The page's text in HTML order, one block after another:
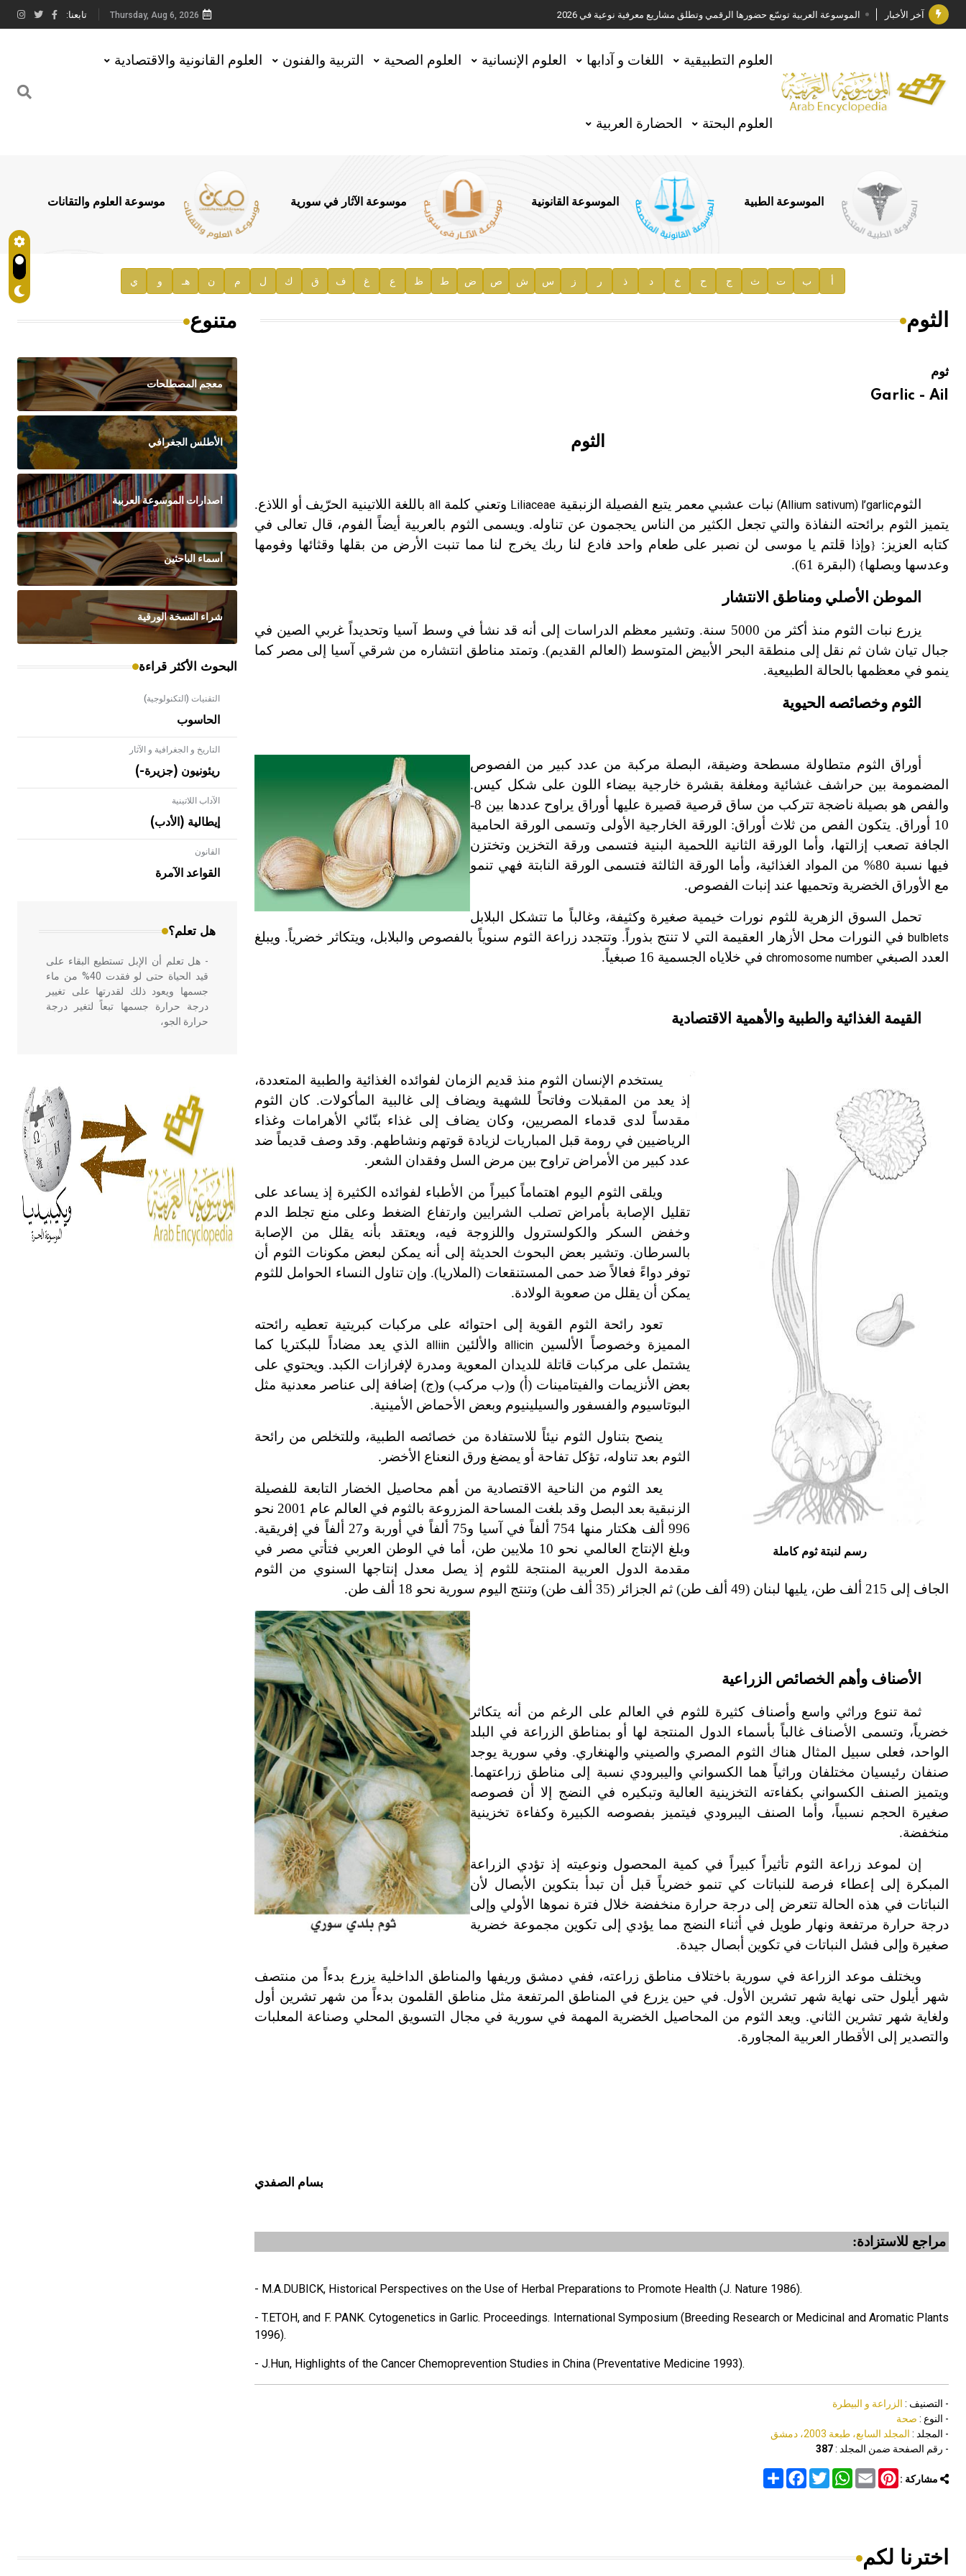
آخر الأخبار الموسوعة العربية توسّع حضورها الرقمي وتطلق مشاريع معرفية نوعية في 2026
جائزة مجمع الملك سلمان العالمي للغة العربية 2025
الأستاذ إياد خالد الطباع مدير عام لهيئة الموسوعة العربية
السيد محمد ياسين صالح وزيرا للثقافة
توصيات مجلس الإدارة
صدور المجلد السابع من موسوعة الآثار في سورية
إعلان..
Thursday, Aug 6, 2026 تابعنا:
العلوم التطبيقية اللغات و آدابها العلوم الإنسانية العلوم الصحية التربية والفنون العلوم القانونية والاقتصادية
العلوم البحتة الحضارة العربية
الموسوعة الطبية الموسوعة القانونية موسوعة الآثار في سورية موسوعة العلوم والتقانات
أ ب ت ث ج ح خ د ذ ر ز س ش ص ض ط ظ ع غ ف ق ك ل م ن هـ و ي
الثوم
ثوم
Garlic - Ail
الثوم
الثوم(Allium sativum) l’garlicنبات عشبي معمر يتبع الفصيلة الزنبقية Liliaceae وتعني كلمةall باللغة اللاتينية الحرّيف أو اللاذع.
يتميز الثوم برائحته النفاذة والتي تجعل الكثير من الناس يحجمون عن تناوله. ويسمى الثوم بالعربية أيضاً الفوم، قال تعالى في
كتابه العزيز: }وإذا قلتم يا موسى لن نصبر على طعام واحد فادع لنا ربك يخرج لنا مما تنبت الأرض من بقلها وقثائها وفومها
وعدسها وبصلها{ (البقرة 61).
الموطن الأصلي ومناطق الانتشار
يزرع نبات الثوم منذ أكثر من 5000 سنة. وتشير معظم الدراسات إلى أنه قد نشأ في وسط آسيا وتحديداً غربي الصين في
جبال تيان شان ثم نقل إلى منطقة البحر الأبيض المتوسط (العالم القديم). وتمتد مناطق انتشاره من شرقي آسيا إلى مصر كما
ينمو في معظمها بالحالة الطبيعية.
الثوم وخصائصه الحيوية
أوراق الثوم متطاولة مسطحة وضيقة، البصلة مركبة من عدد كبير من الفصوص
المضمومة بين حراشف غشائية ومغلفة بقشرة خارجية بيضاء اللون على شكل كيس.
والفص هو بصيلة ناضجة تتركب من ساق قرصية قصيرة عليها أوراق يراوح عددها بين 8-
10 أوراق. يتكون الفص من ثلاث أوراق: الورقة الخارجية الأولى وتسمى الورقة الحامية
الجافة تصعب إزالتها، وأما الورقة الثانية اللحمية البنية فتسمى ورقة التخزين وتختزن
فيها نسبة 80% من المواد الغذائية، وأما الورقة الثالثة فتسمى الورقة النابتة فهي تنمو
مع الأوراق الخضرية وتحميها عند إنبات الفصوص.
تحمل السوق الزهرية للثوم نورات خيمية صغيرة وكثيفة، وغالباً ما تتشكل البلابل
bulblets في النورات محل الأزهار العقيمة التي لا تنتج بذوراً. وتتجدد زراعة الثوم سنوياً بالفصوص والبلابل، ويتكاثر خضرياً. ويبلغ
العدد الصبغي chromosome number في خلاياه الجسمية 16 صبغياً.
القيمة الغذائية والطبية والأهمية الاقتصادية
رسم لنبتة ثوم كاملة
يستخدم الإنسان الثوم منذ قديم الزمان لفوائده الغذائية والطبية المتعددة،
إذ يعد من المقبلات وفاتحاً للشهية ويضاف إلى غالبية المأكولات. كان الثوم
مقدساً لدى قدماء المصريين، وكان يضاف إلى غذاء بنّائي الأهرامات وغذاء
الرياضيين في رومة قبل المباريات لزيادة قوتهم ونشاطهم. وقد وصف قديماً ضد
عدد كبير من الأمراض تراوح بين مرض السل وفقدان الشعر.
ويلقى الثوم اليوم اهتماماً كبيراً من الأطباء لفوائده الكثيرة إذ يساعد على
تقليل الإصابة بأمراض تصلب الشرايين وارتفاع الضغط وعلى منع تجلط الدم
وخفض السكر والكولسترول واللزوجة فيه، ويعتقد بأنه يقلل من الإصابة
بالسرطان. وتشير بعض البحوث الحديثة إلى أنه يمكن لبعض مكونات الثوم أن
توفر دواءً فعالاً ضد حمى المستنقعات (الملاريا). وإن تناول النساء الحوامل للثوم
يمكن أن يقلل من صعوبة الولادة.
تعود رائحة الثوم القوية إلى احتوائه على مركبات كبريتية تعطيه رائحته
المميزة وخصوصاً الألسين allicinوالألئينalliin الذي يعد مضاداً للبكتريا كما
يشتمل على مركبات قاتلة للديدان المعوية ومدرة لإفرازات الكبد. ويحتوي على
بعض الأنزيمات والفيتامينات (أ) و(ب مركب) و(ج) إضافة إلى عناصر معدنية مثل
البوتاسيوم والفسفور والسيلينيوم وبعض الأحماض الأمينية.
ينصح بتناول الثوم نيئاً للاستفادة من خصائصه الطبية، وللتخلص من رائحة
الثوم بعد تناوله، تؤكل تفاحة أو يمضغ ورق النعناع الأخضر.
يعد الثوم من الناحية الاقتصادية من أهم محاصيل الخضار التابعة للفصيلة
الزنبقية بعد البصل وقد بلغت المساحة المزروعة بالثوم في العالم عام 2001 نحو
996 ألف هكتار منها 754 ألفاً في آسيا و75 ألفاً في أوربة و27 ألفاً في إفريقية.
وبلغ الإنتاج العالمي نحو 10 ملايين طن، أما في الوطن العربي فتأتي مصر في
مقدمة الدول العربية المنتجة للثوم إذ يصل معدل إنتاجها السنوي من الثوم
الجاف إلى 215 ألف طن، يليها لبنان (49 ألف طن) ثم الجزائر (35 ألف طن) وتنتج اليوم سورية نحو 18 ألف طن.
الأصناف وأهم الخصائص الزراعية
ثمة تنوع وراثي واسع وأصناف كثيرة للثوم في العالم على الرغم من أنه يتكاثر
خضرياً، وتسمى الأصناف غالباً بأسماء الدول المنتجة لها أو بمناطق الزراعة في البلد
الواحد، فعلى سبيل المثال هناك الثوم المصري والصيني والهنغاري. وفي سورية يوجد
صنفان رئيسيان مختلفان وراثياً هما الكسواني واليبرودي نسبة إلى مناطق زراعتهما.
ويتميز الصنف الكسواني بكفاءته التخزينية العالية وتبكيره في النضج إلا أن فصوصه
صغيرة الحجم نسبياً، وأما الصنف اليبرودي فيتميز بفصوصه الكبيرة وكفاءة تخزينية
منخفضة.
إن لموعد زراعة الثوم تأثيراً كبيراً في كمية المحصول ونوعيته إذ تؤدي الزراعة
المبكرة إلى إعطاء فرصة للنباتات كي تنمو خضرياً قبل أن تبدأ بتكوين الأبصال لأن
النباتات في هذه الحالة تتعرض إلى درجة حرارة منخفضة خلال فترة نموها الأولي وإلى
درجة حرارة مرتفعة ونهار طويل في أثناء النضج مما يؤدي إلى تكوين مجموعة خضرية
صغيرة وإلى فشل النباتات في تكوين أبصال جيدة.
ويختلف موعد الزراعة في سورية باختلاف مناطق زراعته، ففي دمشق وريفها والمناطق الداخلية يزرع بدءاً من منتصف
شهر أيلول حتى نهاية شهر تشرين الأول. في حين يزرع في المناطق المرتفعة مثل مناطق القلمون بدءاً من شهر تشرين أول
ولغاية شهر تشرين الثاني. ويعد الثوم من المحاصيل الخضرية المهمة في سورية في مجال التسويق المحلي وصناعة المعلبات
والتصدير إلى الأقطار العربية المجاورة.
بسام الصفدي
مراجع للاستزادة:
- M.A.DUBICK, Historical Perspectives on the Use of Herbal Preparations to Promote Health (J. Nature 1986).
- T.ETOH, and F. PANK. Cytogenetics in Garlic. Proceedings. International Symposium (Breeding Research or Medicinal and Aromatic Plants
1996).
- J.Hun, Highlights of the Cancer Chemoprevention Studies in China (Preventative Medicine 1993).
- التصنيف : الزراعة و البيطرة
- النوع : صحة
- المجلد : المجلد السابع، طبعة 2003، دمشق
- رقم الصفحة ضمن المجلد :387
مشاركة : Share
FacebookTwitter
WhatsAppEmail
Pinterest
متنوع
معجم المصطلحات
الأطلس الجغرافي
اصدارات الموسوعة العربية
أسماء الباحثين
شراء النسخة الورقية
البحوث الأكثر قراءة
التقنيات (التكنولوجية)
الحاسوب
التاريخ و الجغرافية و الآثار
ريئونيون (جزيرة-)
الآداب اللاتينية
إيطالية (الأدب)
القانون
القواعد الآمرة
هل تعلم؟
- هل تعلم أن الأبلق نوع من الفنون
الهندسية التي ارتبطت بالعمارة الإسلامية
في بلاد الشام ومصر خاصة، حيث يحرص
- هل تعلم أن الإبل تستطيع البقاء على
قيد الحياة حتى لو فقدت 40% من ماء
جسمها ويعود ذلك لقدرتها على تغيير
درجة حرارة جسمها تبعاً لتغير درجة
حرارة الجو،
أربعة مؤلفات هي: الحكم، الأدلة، تنظيم
التغذية، ورسالته في جروح الرأس.
ويعود له الفضل بأنه حرر الطب من
الدين والفلسفة.
- هل تعلم أن المرجان إفراز حيواني
يتكون في البحر ويتركب من مادة
كربونات الكلسيوم، وهو أحمر أو شديد
الحمرة وهو أجود أنواعه، ويمتاز بكبر
الحجم ويسمى الش
اخترنا لكم